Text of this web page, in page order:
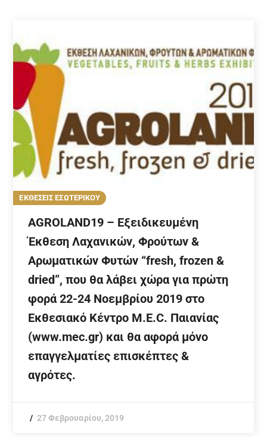
ΕΚΘΕΣΕΙΣ ΕΣΩΤΕΡΙΚΟΥ
AGROLAND19 – Εξειδικευμένη
Έκθεση Λαχανικών, Φρούτων &
Αρωματικών Φυτών “fresh, frozen &
dried”, που θα λάβει χώρα για πρώτη
φορά 22-24 Νοεμβρίου 2019 στο
Εκθεσιακό Κέντρο M.E.C. Παιανίας
(www.mec.gr) και θα αφορά μόνο
επαγγελματίες επισκέπτες &
αγρότες.
27 Φεβρουαρίου, 2019